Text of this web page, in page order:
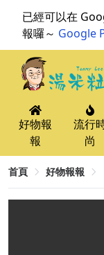
已經可以在
報囉～ Google
好物報
報
流行
尚
首頁 好物報報